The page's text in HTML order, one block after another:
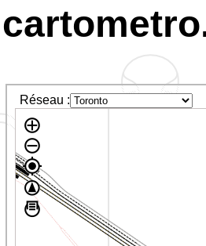
Réseau :